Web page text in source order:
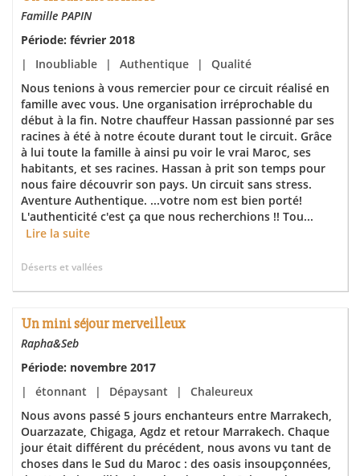
Famille PAPIN
Période: février 2018
|
Inoubliable | Authentique |
Qualité
Nous tenions à vous remercier pour ce circuit réalisé en
famille avec vous. Une organisation irréprochable du
début à la fin. Notre chauffeur Hassan passionné par ses
racines à été à notre écoute durant tout le circuit. Grâce
à lui toute la famille à ainsi pu voir le vrai Maroc, ses
habitants, et ses racines. Hassan à prit son temps pour
nous faire découvrir son pays. Un circuit sans stress.
Aventure Authentique. ...votre nom est bien porté!
L'authenticité c'est ça que nous recherchions !! Tou...
Lire la suite
Déserts et vallées
Un mini séjour merveilleux
Rapha&Seb
Période: novembre 2017
|
étonnant | Dépaysant |
Chaleureux
Nous avons passé 5 jours enchanteurs entre Marrakech,
Ouarzazate, Chigaga, Agdz et retour Marrakech. Chaque
jour était différent du précédent, nous avons vu tant de
choses dans le Sud du Maroc : des oasis insoupçonnées,